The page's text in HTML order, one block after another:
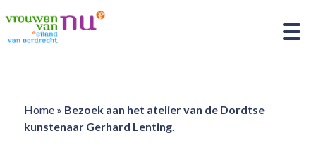
Home» Bezoek aan het atelier van de Dordtse
kunstenaar Gerhard Lenting.